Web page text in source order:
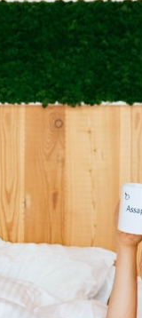
il proprio soggiorno
a verifica della
a pagamento.
concordare l'estensione
out presso
richiedendo un late
offerto